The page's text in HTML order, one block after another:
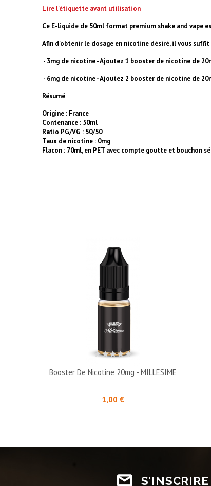
Lire l'étiquette avant utilisation
Ce E-liquide de 50ml format premium shake and vape
Afin d'obtenir le dosage en nicotine désiré, il vous
- 3mg de nicotine - Ajoutez 1 booster de nicotine de
- 6mg de nicotine - Ajoutez 2 booster de nicotine de
Résumé
Origine : France
Contenance : 50ml
Ratio PG/VG : 50/50
Taux de nicotine : 0mg
Flacon : 70ml, en PET avec compte goutte et bouchon
Booster De Nicotine 20mg - MILLESIME
1,00 €Prix